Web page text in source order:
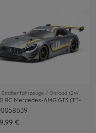
RC Straßenfahrzeuge / Onroad (2WD/4WD)
1:10 RC Mercedes-AMG GT3 (TT-02)
€